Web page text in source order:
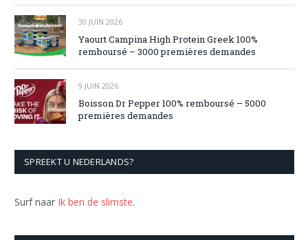
30 JUIN 2026
Yaourt Campina High Protein Greek 100%
remboursé – 3000 premières demandes
9 JUIN 2026
Boisson Dr Pepper 100% remboursé – 5000
premières demandes
SPREEKT U NEDERLANDS?
Surf naar Ik ben de slimste.